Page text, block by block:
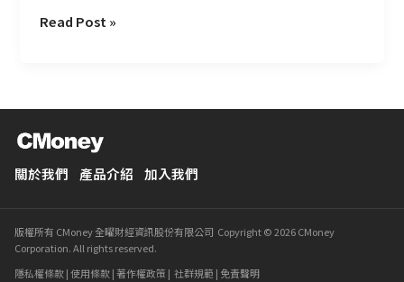
投
Read Post »
關於我們 產品介紹 加入我們
版權所有 CMoney 全曜財經資訊股份有限公司 Copyright © 2026 CMoney
Corporation. All rights reserved.
隱私權條款|使用條款| 著作權政策| 社群規範 | 免責聲明